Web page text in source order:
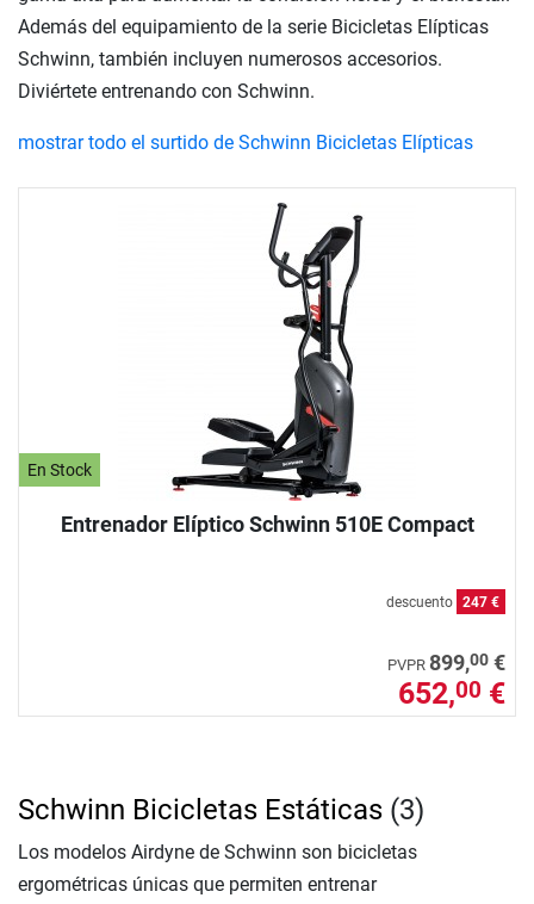
En Stock
Entrenador Elíptico Schwinn 510E Compact
descuento 247 €
PVPR 899,00 €
652,00 €
Además del equipamiento de la serie Bicicletas Elípticas
Schwinn, también incluyen numerosos accesorios.
Diviértete entrenando con Schwinn.
mostrar todo el surtido de Schwinn Bicicletas Elípticas
Schwinn Bicicletas Estáticas (3)
Los modelos Airdyne de Schwinn son bicicletas
ergométricas únicas que permiten entrenar